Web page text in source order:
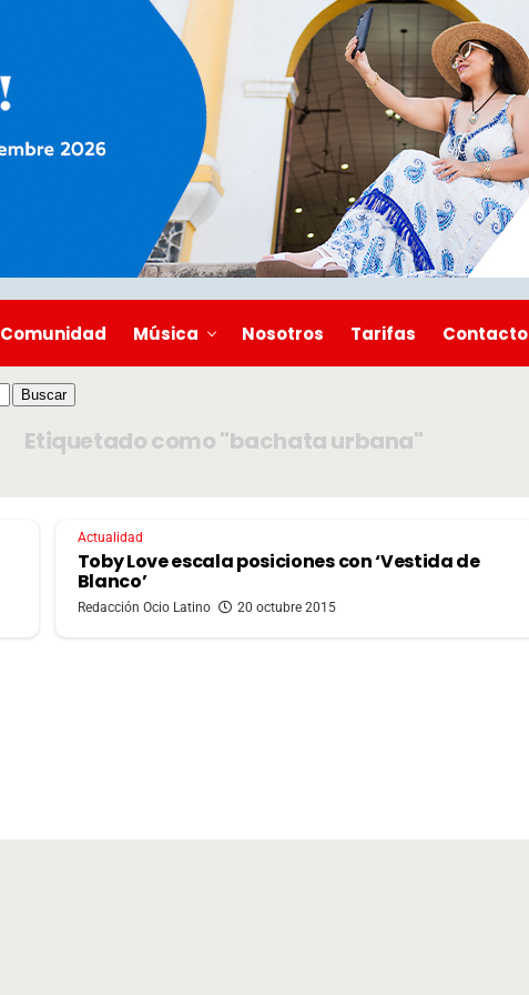
Comunidad Música Nosotros Tarifas Contacto
Etiquetado como "bachata urbana"
Actualidad
Toby Love escala posiciones con ‘Vestida de
Blanco’
Redacción Ocio Latino 20 octubre 2015